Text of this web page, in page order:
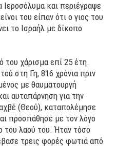
και περιέγραψε
του είπαν ότι ο γιος του
το Ισραήλ με δίκοπο
χάρισμα επί 25 έτη.
στη Γη, 816 χρόνια πριν
με θαυματουργή
αυταπάρνηση για την
(Θεού), καταπολέμησε
προσπάθησε με τον λόγο
του λαού του. Ήταν τόσο
τρεις φορές φωτιά από